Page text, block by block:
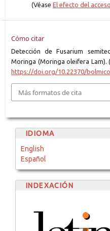
(Véase El efecto del
Cómo citar
Detección de Fusarium
Moringa (Moringa oleifera Lam).
https://doi.org/10.22370/
Más formatos de cita
IDIOMA
English
Español
INDEXACIÓN